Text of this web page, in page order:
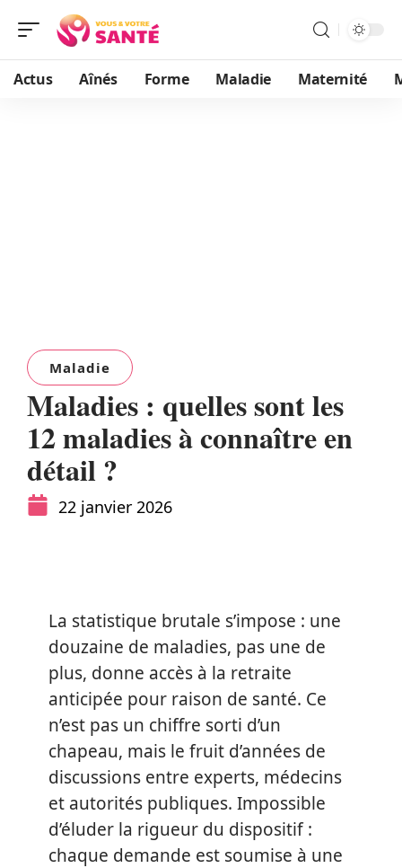
Actus Aînés Forme Maladie Maternité
Maladie
Maladies : quelles sont les
12 maladies à connaître en
détail ?
22 janvier 2026
La statistique brutale s’impose : une
douzaine de maladies, pas une de
plus, donne accès à la retraite
anticipée pour raison de santé. Ce
n’est pas un chiffre sorti d’un
chapeau, mais le fruit d’années de
discussions entre experts, médecins
et autorités publiques. Impossible
d’éluder la rigueur du dispositif :
chaque demande est soumise à une